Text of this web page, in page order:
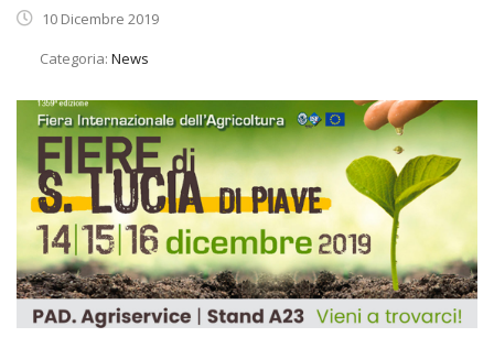
10 Dicembre 2019
Categoria: News